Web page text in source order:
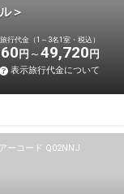
＞
行代金（1～3名1室・税込）
円 49,720 円
表示旅行代金について
ーコード Q02NNJ